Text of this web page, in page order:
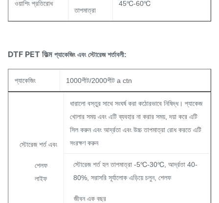
ওয়াশিং প্রতিরোধ
তাপমাত্রা
45℃-60℃
DTF PET ফিল্ম প্যাকেজিং এবং স্টোরেজ শর্তাবলী:
প্যাকেজিং 1000শীট/2000শীট a ctn
স্টোরেজ শর্ত এবং
শেলফ
লাইফ
ধারালো বস্তুর সাথে সংঘর্ষ করা কঠোরভাবে নিষিদ্ধ। প্যাকেজ
খোলার সময় এবং এটি ব্যবহার না করার সময়, দয়া করে এটি
সিল করুন এবং আর্দ্রতা এবং উচ্চ তাপমাত্রা রোধ করতে এটি
সংরক্ষণ করুন
স্টোরেজ শর্ত হল তাপমাত্রা -5℃-30℃, আর্দ্রতা 40-
80%, সরাসরি সূর্যালোক এড়িয়ে চলুন, শেলফ
জীবন এক বছর